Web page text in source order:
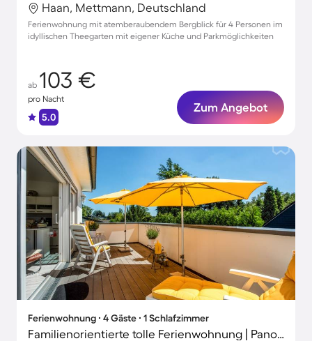
Haan, Mettmann, Deutschland
Ferienwohnung mit atemberaubendem Bergblick für 4 Personen im
idyllischen Theegarten mit eigener Küche und Parkmöglichkeiten
ab 103 €
pro Nacht
5.0
Zum Angebot
Ferienwohnung ∙ 4 Gäste ∙ 1 Schlafzimmer
Familienorientierte tolle Ferienwohnung | Panoramablick